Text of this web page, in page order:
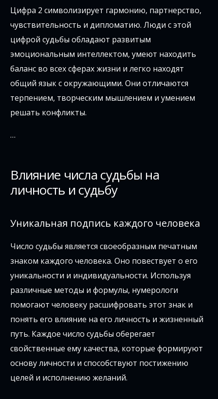
Цифра 2 символизирует гармонию, партнерство,
чувствительность и дипломатию. Люди с этой
цифрой судьбы обладают развитым
эмоциональным интеллектом, умеют находить
баланс во всех сферах жизни и легко находят
общий язык с окружающими. Они отличаются
терпением, творческим мышлением и умением
решать конфликты.
…
Влияние числа судьбы на
личность и судьбу
Уникальная подпись каждого человека
Число судьбы является своеобразным печатным
знаком каждого человека. Оно повествует о его
уникальности и индивидуальности. Используя
различные методы и формулы, нумерологи
помогают человеку расшифровать этот знак и
понять его влияние на его личность и жизненный
путь. Каждое число судьбы оберегает
свойственные ему качества, которые формируют
основу личности и способствуют постижению
целей и исполнению желаний.